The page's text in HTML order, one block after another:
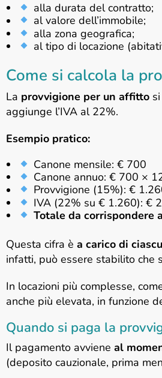
alla durata del contratto;
al valore dell’immobile;
alla zona geografica;
al tipo di locazione
Come si calcola la
La provvigione per un affitto
aggiunge l’IVA al 22%.
Esempio pratico:
Canone mensile: € 700
Canone annuo: € 700 ×
Provvigione (15%): €
IVA (22% su € 1.260): €
Totale da corrispondere
Questa cifra è a carico di
infatti, può essere stabilito che
In locazioni più complesse,
anche più elevata, in funzione
Quando si paga la
Il pagamento avviene al
(deposito cauzionale, prima